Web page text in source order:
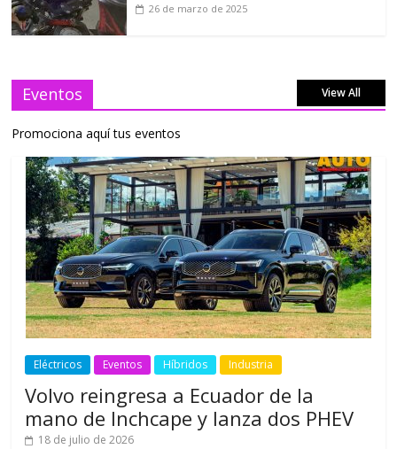
26 de marzo de 2025
Eventos View All
Promociona aquí tus eventos
Eléctricos Eventos Híbridos Industria
Volvo reingresa a Ecuador de la
mano de Inchcape y lanza dos PHEV
18 de julio de 2026